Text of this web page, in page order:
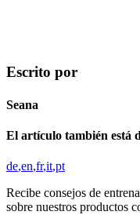
Escrito por
Seana
El artículo también está
de en fr it pt
Recibe consejos de
sobre nuestros productos